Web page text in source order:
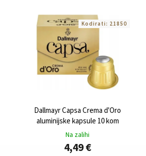
Dallmayr Capsa Crema d'Oro
aluminijske kapsule 10 kom
Na zalihi
4,49 €
Kodirati: 21850